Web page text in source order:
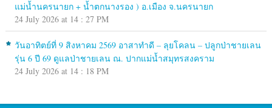
แม่น้ำนครนายก + น้ำตกนางรอง ) อ.เมือง จ.นครนายก
24 July 2026 at 14 : 27 PM
วันอาทิตย์ที่ 9 สิงหาคม 2569 อาสาทำดี – ลุยโคลน – ปลูกป่าชายเลน
รุ่น 6 ปี 69 ดูแลป่าชายเลน ณ. ปากแม่น้ำสมุทรสงคราม
24 July 2026 at 14 : 18 PM